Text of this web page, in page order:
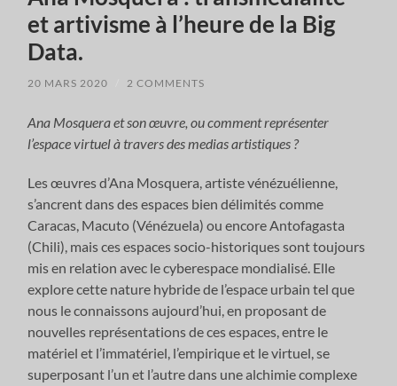
et artivisme à l’heure de la Big
Data.
20 MARS 2020 2 COMMENTS
Ana Mosquera et son œuvre, ou comment représenter
l’espace virtuel à travers des medias artistiques ?
Les œuvres d’Ana Mosquera, artiste vénézuélienne,
s’ancrent dans des espaces bien délimités comme
Caracas, Macuto (Vénézuela) ou encore Antofagasta
(Chili), mais ces espaces socio-historiques sont toujours
mis en relation avec le cyberespace mondialisé. Elle
explore cette nature hybride de l’espace urbain tel que
nous le connaissons aujourd’hui, en proposant de
nouvelles représentations de ces espaces, entre le
matériel et l’immatériel, l’empirique et le virtuel, se
superposant l’un et l’autre dans une alchimie complexe